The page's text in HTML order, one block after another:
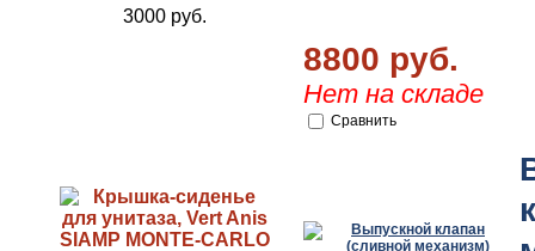
3000 руб.
8800 руб.
Нет на складе
Сравнить